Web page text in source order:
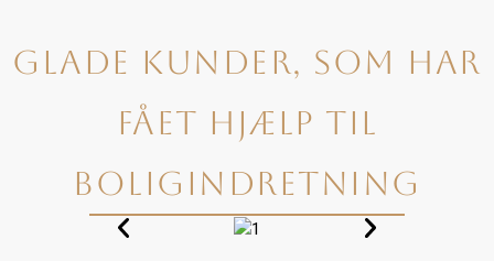
Glade kunder, som har
fået hjælp til
boligindretning